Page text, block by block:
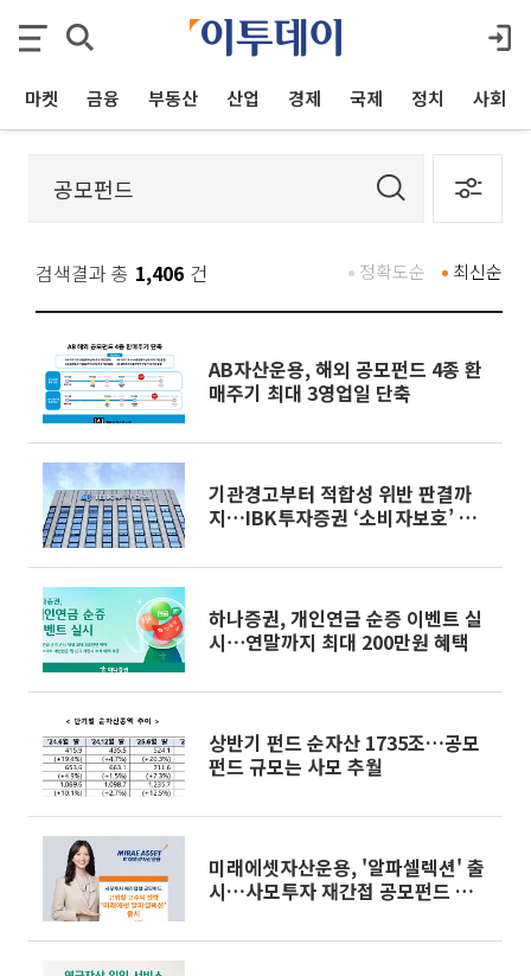
마켓 금융 부동산 산업 경제 국제 정치 사회
검색결과 총 1,406 건 최신순
정확도순
AB자산운용, 해외 공모펀드 4종 환
매주기 최대 3영업일 단축
기관경고부터 적합성 위반 판결까
지…IBK투자증권 ‘소비자보호’ 구
③]
하나증권, 개인연금 순증 이벤트 실
시⋯연말까지 최대 200만원 혜택
상반기 펀드 순자산 1735조…공모
펀드 규모는 사모 추월
미래에셋자산운용, '알파셀렉션' 출
시…사모투자 재간접 공모펀드 라인